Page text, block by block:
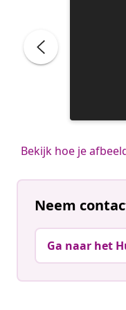
Bekijk hoe je
Neem
Ga naar het